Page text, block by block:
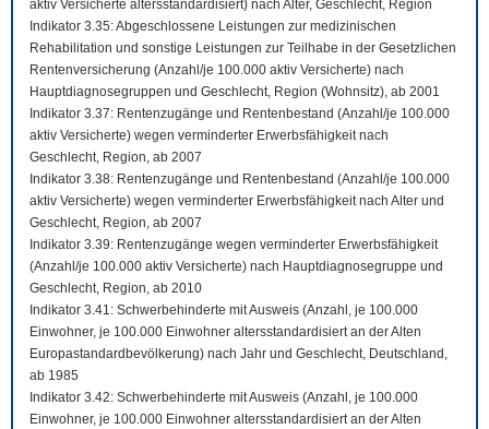
aktiv Versicherte altersstandardisiert) nach Alter, Geschlecht, Region
Indikator 3.35: Abgeschlossene Leistungen zur medizinischen
Rehabilitation und sonstige Leistungen zur Teilhabe in der Gesetzlichen
Rentenversicherung (Anzahl/je 100.000 aktiv Versicherte) nach
Hauptdiagnosegruppen und Geschlecht, Region (Wohnsitz), ab 2001
Indikator 3.37: Rentenzugänge und Rentenbestand (Anzahl/je 100.000
aktiv Versicherte) wegen verminderter Erwerbsfähigkeit nach
Geschlecht, Region, ab 2007
Indikator 3.38: Rentenzugänge und Rentenbestand (Anzahl/je 100.000
aktiv Versicherte) wegen verminderter Erwerbsfähigkeit nach Alter und
Geschlecht, Region, ab 2007
Indikator 3.39: Rentenzugänge wegen verminderter Erwerbsfähigkeit
(Anzahl/je 100.000 aktiv Versicherte) nach Hauptdiagnosegruppe und
Geschlecht, Region, ab 2010
Indikator 3.41: Schwerbehinderte mit Ausweis (Anzahl, je 100.000
Einwohner, je 100.000 Einwohner altersstandardisiert an der Alten
Europastandardbevölkerung) nach Jahr und Geschlecht, Deutschland,
ab 1985
Indikator 3.42: Schwerbehinderte mit Ausweis (Anzahl, je 100.000
Einwohner, je 100.000 Einwohner altersstandardisiert an der Alten